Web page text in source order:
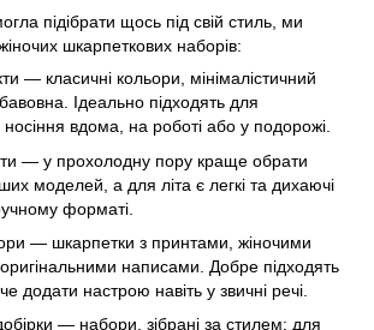
підібрати щось під свій стиль, ми
шкарпеткових наборів:
— класичні кольори, мінімалістичний
Ідеально підходять для
вдома, на роботі або у подорожі.
— у прохолодну пору краще обрати
моделей, а для літа є легкі та дихаючі
форматі.
— шкарпетки з принтами, жіночими
написами. Добре підходять
додати настрою навіть у звичні речі.
— набори, зібрані за стилем: для